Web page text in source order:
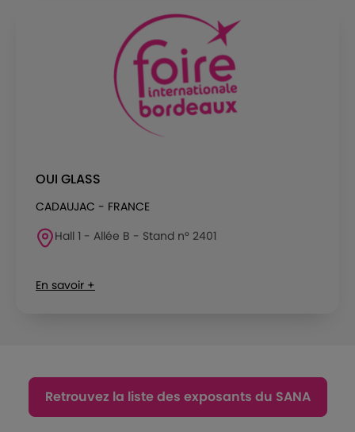
OUI GLASS
CADAUJAC - FRANCE
Hall 1 - Allée B - Stand n° 2401
En savoir +
Retrouvez la liste des exposants du SANA